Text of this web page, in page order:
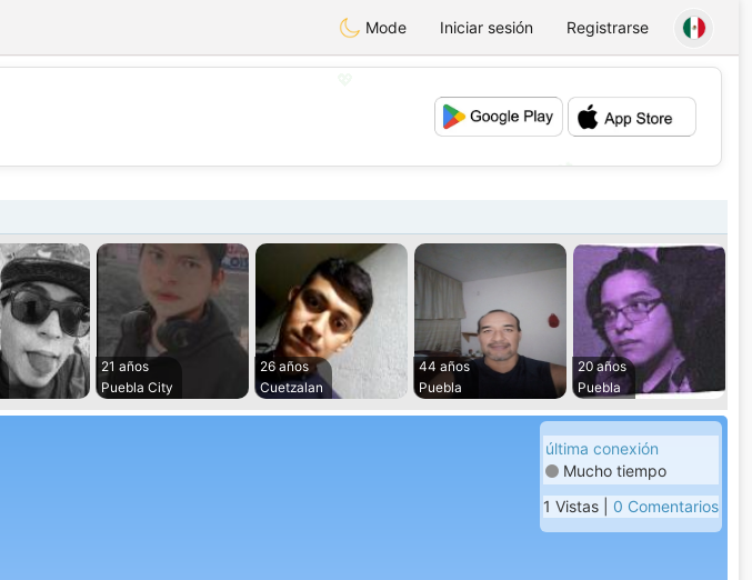
Mode Iniciar sesión Registrarse
💕
21 años
Puebla City
26 años
Cuetzalan
44 años
Puebla
20 años
Puebla
última conexión
Mucho tiempo
1 Vistas | 0 Comentarios